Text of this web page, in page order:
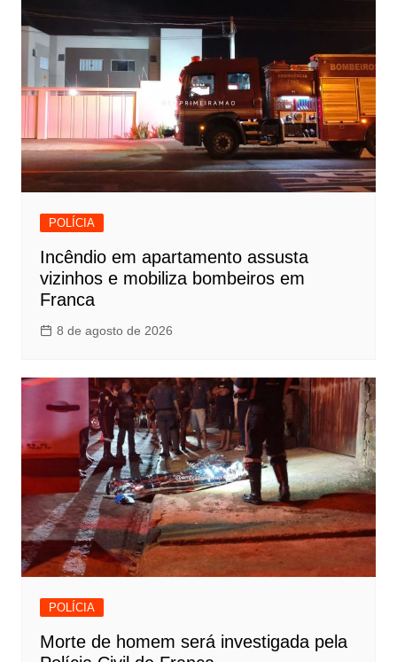
POLÍCIA
Incêndio em apartamento assusta
vizinhos e mobiliza bombeiros em
Franca
8 de agosto de 2026
POLÍCIA
Morte de homem será investigada pela